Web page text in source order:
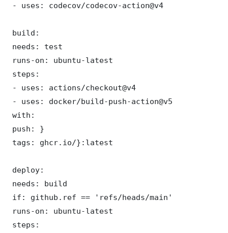
- uses: codecov/codecov-action@v4
build:
needs: test
runs-on: ubuntu-latest
steps:
- uses: actions/checkout@v4
- uses: docker/build-push-action@v5
with:
push: }
tags: ghcr.io/}:latest
deploy:
needs: build
if: github.ref == 'refs/heads/main'
runs-on: ubuntu-latest
steps: